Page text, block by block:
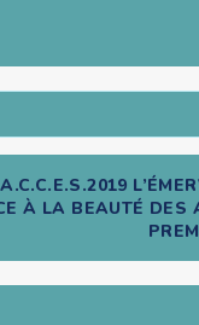
À LA BEAUTÉ DES